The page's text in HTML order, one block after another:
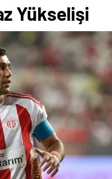
Yükselişi